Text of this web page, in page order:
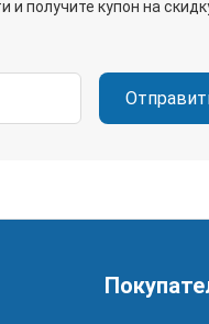
получите купон на